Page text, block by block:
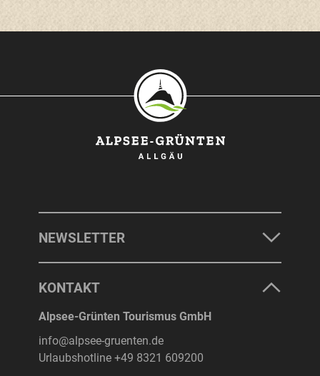
NEWSLETTER
KONTAKT
Alpsee-Grünten Tourismus GmbH
info@alpsee-gruenten.de
Urlaubshotline +49 8321 609200